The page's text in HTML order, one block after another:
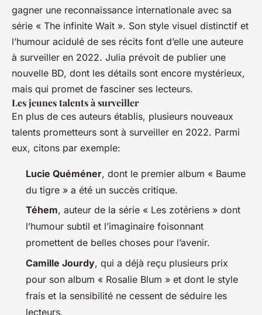
gagner une reconnaissance internationale avec sa
série « The infinite Wait ». Son style visuel distinctif et
l’humour acidulé de ses récits font d’elle une auteure
à surveiller en 2022. Julia prévoit de publier une
nouvelle BD, dont les détails sont encore mystérieux,
mais qui promet de fasciner ses lecteurs.
Les jeunes talents à surveiller
En plus de ces auteurs établis, plusieurs nouveaux
talents prometteurs sont à surveiller en 2022. Parmi
eux, citons par exemple:
Lucie Quéméner, dont le premier album « Baume
du tigre » a été un succès critique.
Téhem, auteur de la série « Les zotériens » dont
l’humour subtil et l’imaginaire foisonnant
promettent de belles choses pour l’avenir.
Camille Jourdy, qui a déjà reçu plusieurs prix
pour son album « Rosalie Blum » et dont le style
frais et la sensibilité ne cessent de séduire les
lecteurs.